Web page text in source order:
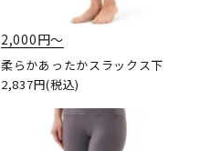
2,000円〜
柔らかあったかスラックス下
2,837円(税込)